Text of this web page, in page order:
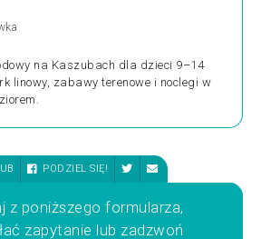
na Kaszubach dla dzieci 9–14
linowy, zabawy terenowe i noclegi w
PODZIEL SIĘ!
z poniższego formularza,
zapytanie lub zadzwoń